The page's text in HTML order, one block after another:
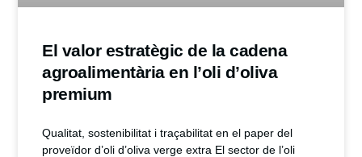
El valor estratègic de la cadena
agroalimentària en l’oli d’oliva
premium
Qualitat, sostenibilitat i traçabilitat en el paper del
proveïdor d’oli d’oliva verge extra El sector de l’oli